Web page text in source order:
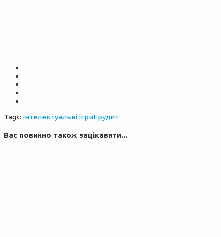
Tags: інтелектуальні ігриЕрудит
Вас повинно також зацікавити...